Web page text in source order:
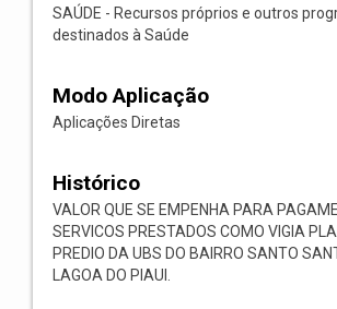
SAÚDE - Recursos próprios e outros
destinados à Saúde
Modo Aplicação
Aplicações Diretas
Histórico
VALOR QUE SE EMPENHA PARA
SERVICOS PRESTADOS COMO VIGIA
PREDIO DA UBS DO BAIRRO SANTO
LAGOA DO PIAUI.